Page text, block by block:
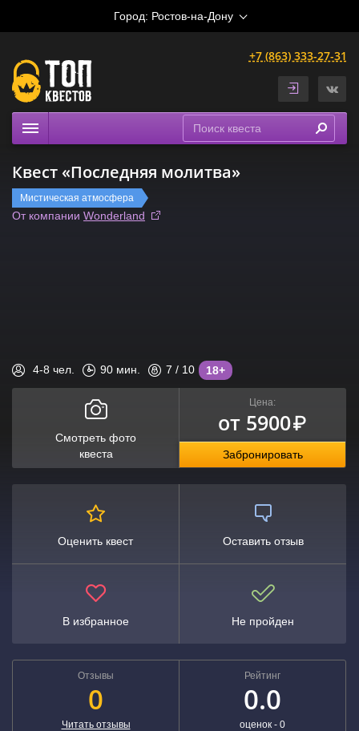
Город: Ростов-на-Дону
+7 (863) 333-27-31
Расписание
Рейтинги
Квест «Последняя молитва»
Мистическая атмосфера
От компании Wonderland
4-8 чел. 90 мин. 7 / 10 18+
Смотреть фото
квеста
Цена:
от 5900₽
Забронировать
Оценить квест Оставить отзыв
В избранное Не пройден
Отзывы
0
Читать отзывы
Рейтинг
0.0
оценок - 0